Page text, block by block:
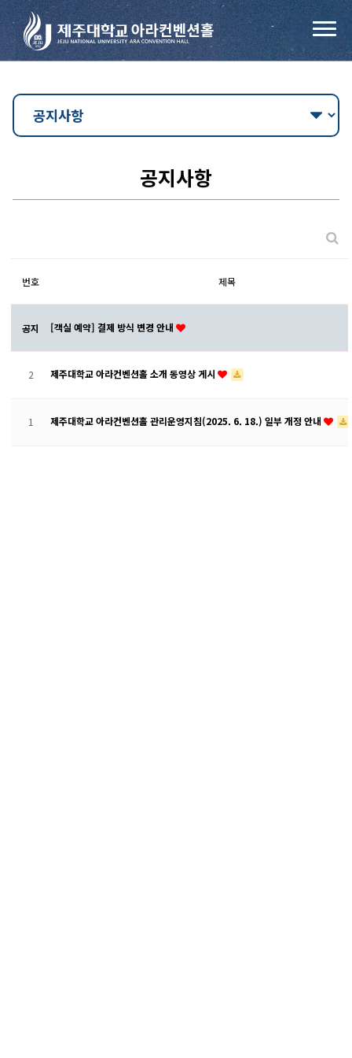
공지사항
번호 제목
공지 [객실 예약] 결제 방식 변경 안내
2 제주대학교 아라컨벤션홀 소개 동영상 게시
1 제주대학교 아라컨벤션홀 관리운영지침(2025. 6. 18.) 일부 개정 안내